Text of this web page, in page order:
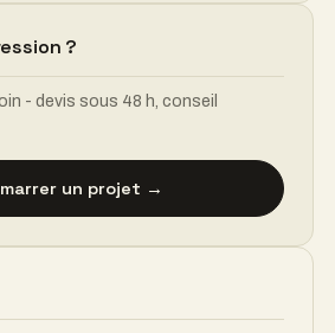
?
- devis sous 48 h, conseil
un projet →